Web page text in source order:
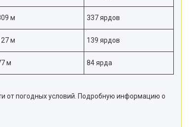
м 337 ярдов
м 139 ярдов
м 84 ярда
от погодных условий. Подробную информацию о